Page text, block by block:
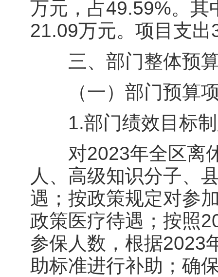
万元，占49.59%。其
21.09万元。项目支
三、部门整体预算
（一）部门预算项
1.部门绩效目标
对2023年全区离休
人、高级知识分子、
遇；按政策规定对参
政策医疗待遇；按照
参保人数，根据2023
助标准进行补助；确